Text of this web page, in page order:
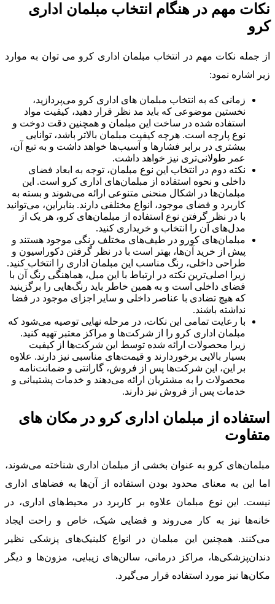
نکات مهم در هنگام انتخاب مبلمان اداری
کرو
از جمله نکات مهم در انتخاب مبلمان اداری کرو می توان به موارد
زیر اشاره نمود:
زمانی که به انتخاب مبلمان های اداری کرو می‌پردازید،
نخستین موضوعی که باید مد نظر قرار دهید، کیفیت مواد
استفاده شده در ساخت این مبلمان و همچنین دقت دوخت و
نوع پارچه است. هرچه کیفیت مبلمان بالاتر باشد، توانایی
بیشتری در برابر فشارها و آسیب‌ها خواهد داشت و به تبع آن،
عمر طولانی‌تری نیز خواهد داشت.
نکته دوم در انتخاب این نوع مبلمان، توجه به ابعاد فضای
داخلی و نحوه استفاده از مبلمان‌های اداری کرو است. این
مبلمان‌ها در اشکال منحنی متنوعی ارائه می‌شوند و بسته به
کاربرد و فضای موجود، انواع مختلفی دارند. بنابراین، می‌توانید
با در نظر گرفتن نوع استفاده از مبلمان‌های کرو، هر یک از
مدل‌های آن را انتخاب و خریداری کنید.
مبلمان‌های کورو در طیف‌های مختلف رنگی موجود هستند و
پیش از خرید آن‌ها، بهتر است با در نظر گرفتن دکوراسیون و
طراحی داخلی، رنگ مناسب این مبلمان اداری را انتخاب کنید.
زیرا اصلی‌ترین نکته در ارتباط با این مبل، هماهنگی رنگ آن با
فضای داخلی است و به همین خاطر باید رنگ‌هایی را برگزینید
که هیچ تضادی با عناصر داخلی و سایر اجزای موجود در فضا
نداشته باشند.
با رعایت تمامی این نکات، در مرحله نهایی توصیه می‌شود که
مبلمان اداری کرو را از شرکت‌ها و مراکز معتبر تهیه کنید.
زیرا محصولات ارائه شده توسط این شرکت‌ها از کیفیت
بسیار بالایی برخوردارند و قیمت‌های مناسبی نیز دارند. علاوه
بر این، این شرکت‌ها پس از فروش، گارانتی و ضمانت‌نامه
محصولات را به مشتریان ارائه می‌دهند و خدمات پشتیبانی و
خدمات پس از فروش نیز دارند.
استفاده از مبلمان اداری کرو در مکان‌ های
متفاوت
مبلمان‌های کرو به عنوان بخشی از مبلمان اداری شناخته می‌شوند،
اما این به معنای محدود بودن استفاده از آن‌ها به فضاهای اداری
نیست. این نوع مبلمان علاوه بر کاربرد در محیط‌های اداری، در
خانه‌ها نیز به کار می‌روند و فضایی شیک، خاص و راحت ایجاد
می‌کنند. همچنین این مبلمان در انواع کلینیک‌های پزشکی نظیر
دندان‌پزشکی‌ها، مراکز درمانی، سالن‌های زیبایی، مزون‌ها و دیگر
مکان‌ها نیز مورد استفاده قرار می‌گیرد.